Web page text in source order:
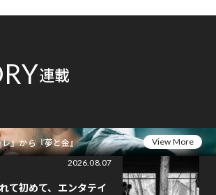
連載
』から『夢と金』
View More
2026.08.07
て初めて、エンタテイ